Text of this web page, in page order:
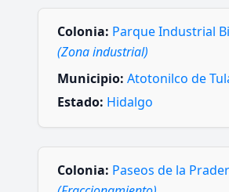
Colonia: Parque Industrial
(Zona industrial)
Municipio: Atotonilco de
Estado: Hidalgo
Colonia: Paseos de la